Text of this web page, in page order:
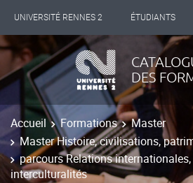
UNIVERSITÉ RENNES 2 ÉTUDIANTS
INTERNATIONAL PROFESSIONNELS
LES NOUVELLES DE RENNES 2
DES
Accueil Formations
Master
Master Histoire, civilisations,
parcours Relations
interculturalités